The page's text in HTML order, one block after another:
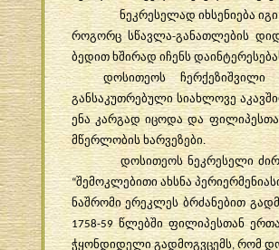
ნეკრესელად იხსენიება იგი
როგორც სწავლა-განათლების
ბედით ხშირად იჩენს
დოსითეოს ჩერქეზიშვილი
განსაკუთრებული სიახლოვე
ენა კარგად იცოდა და
მწერლობის ხარვეზები.
დოსითეოს ნეკრესელი
“შემოკლებითი ახსნა
ნაშრომი ერეკლეს ბრძანებით
1758-59წლებში ფილიპესთან
ჭყონდიდელი გადმოგვცემს,რომ